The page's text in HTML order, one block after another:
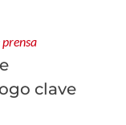
prensa
clave